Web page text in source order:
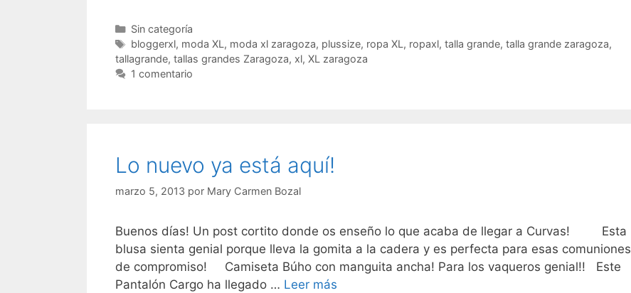
Categorías
Sin categoría
Etiquetas
bloggerxl, moda XL , moda xl zaragoza, plussize, ropa XL , ropaxl, talla grande, talla grande zaragoza,
tallagrande, tallas grandes Zaragoza, xl, XL zaragoza
1 comentario
Lo nuevo ya está aquí!
marzo 5, 2013 por Mary Carmen Bozal
Buenos días! Un post cortito donde os enseño lo que acaba de llegar a Curvas! Esta
blusa sienta genial porque lleva la gomita a la cadera y es perfecta para esas comuniones
de compromiso! Camiseta Búho con manguita ancha! Para los vaqueros genial!! Este
Pantalón Cargo ha llegado … Leer más